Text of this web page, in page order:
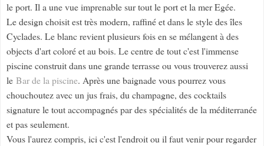
le port. Il a une vue imprenable sur tout le port et la mer Egée.
Le design choisit est très modern, raffiné et dans le style des îles
Cyclades. Le blanc revient plusieurs fois en se mélangent à des
objects d'art coloré et au bois. Le centre de tout c'est l'immense
piscine construit dans une grande terrasse ou vous trouverez aussi
le Bar de la piscine. Après une baignade vous pourrez vous
chouchoutez avec un jus frais, du champagne, des cocktails
signature le tout accompagnés par des spécialités de la méditerranée
et pas seulement.
Vous l'aurez compris, ici c'est l'endroit ou il faut venir pour regarder